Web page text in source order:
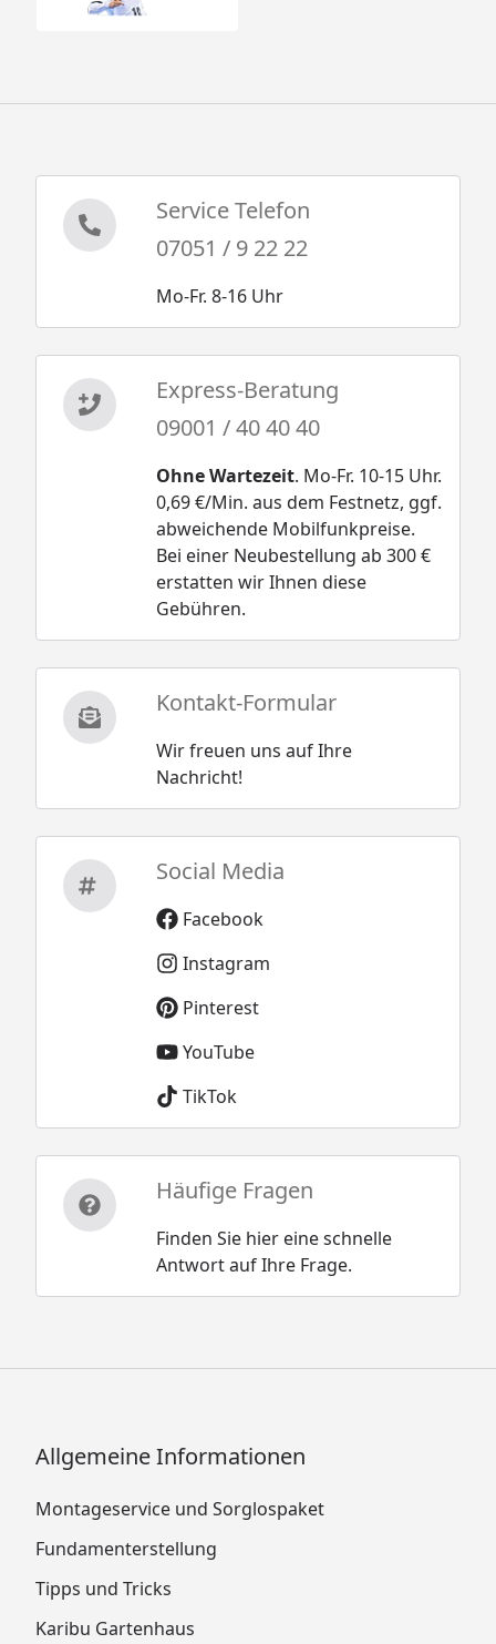
Service Telefon
07051 / 9 22 22
Mo-Fr. 8-16 Uhr
Express-Beratung
09001 / 40 40 40
Ohne Wartezeit. Mo-Fr. 10-15 Uhr.
0,69 €/Min. aus dem Festnetz, ggf.
abweichende Mobilfunkpreise.
Bei einer Neubestellung ab 300 €
erstatten wir Ihnen diese
Gebühren.
Kontakt-Formular
Wir freuen uns auf Ihre
Nachricht!
Social Media
Facebook
Instagram
Pinterest
YouTube
TikTok
Häufige Fragen
Finden Sie hier eine schnelle
Antwort auf Ihre Frage.
Allgemeine Informationen
Montageservice und Sorglospaket
Fundamenterstellung
Tipps und Tricks
Karibu Gartenhaus